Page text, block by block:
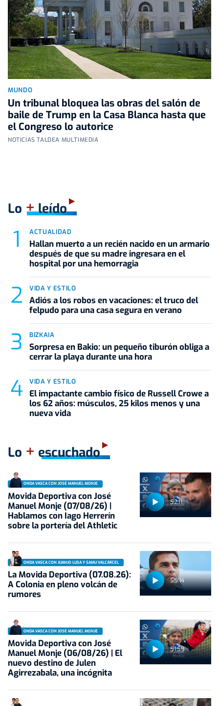
MUNDO
Un tribunal bloquea las obras del salón de
baile de Trump en la Casa Blanca hasta que
el Congreso lo autorice
NOTICIAS TALDEA MULTIMEDIA
Lo +leído
ACTUALIDAD
Hallan muerto a un recién nacido en un armario
después de que su madre ingresara en el
hospital por una hemorragia
VIDA Y ESTILO
Adiós a los robos en vacaciones: el truco del
felpudo para una casa segura en verano
BIZKAIA
Sorpresa en Bakio: un pequeño tiburón obliga a
cerrar la playa durante una hora
VIDA Y ESTILO
El impactante cambio físico de Russell Crowe a
los 62 años: músculos, 25 kilos menos y una
nueva vida
Lo + escuchado
52:11
ONDA VASCA CON JOSÉ MANUEL MONJE
Movida Deportiva con José
Manuel Monje (07/08/26) |
Hablamos con Iago Herrerín
sobre la portería del Athletic
55:14
ONDA VASCA CON JUANJO LUSA Y SAMU VALCÁRCEL
La Movida Deportiva (07.08.26):
A Colonia en pleno volcán de
rumores
51:59
ONDA VASCA CON JOSÉ MANUEL MONJE
Movida Deportiva con José
Manuel Monje (06/08/26) | El
nuevo destino de Julen
Agirrezabala, una incógnita